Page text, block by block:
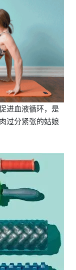
进血液循环，是
过分紧张的姑娘